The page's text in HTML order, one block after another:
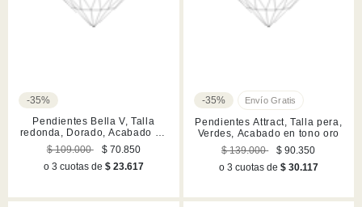
-35%
Pendientes Bella V, Talla
redonda, Dorado, Acabado en
tono oro
$ 109.000
$ 70.850
o 3 cuotas de $ 23.617
-35%
Pendientes Attract, Talla pera,
Verdes, Acabado en tono oro
$ 139.000
$ 90.350
o 3 cuotas de $ 30.117